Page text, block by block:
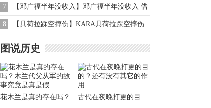
7 【邓广福半年没收入】邓广福半年没收入 借
钱为小孩打预防针
8 【具荷拉踩空摔伤】KARA具荷拉踩空摔伤
图说历史
花木兰是真的存在吗？
古代在夜晚打更的目